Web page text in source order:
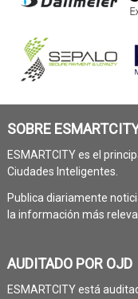
SOBRE
ESMARTCITY es el
Ciudades Inteligentes.
Publica diariamente
la información más
AUDITADO POR OJD
ESMARTCITY está